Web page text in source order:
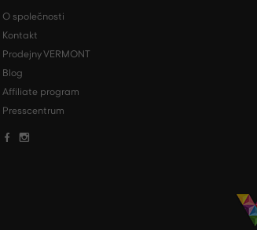
O společnosti
Kontakt
Prodejny VERMONT
Blog
Affiliate program
Presscentrum